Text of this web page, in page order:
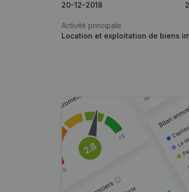
20-12-2018
Activité principale
Location et exploitation de biens